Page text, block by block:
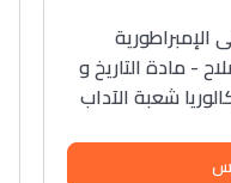
الإمبراطورية
- مادة التاريخ و
شعبة الآداب